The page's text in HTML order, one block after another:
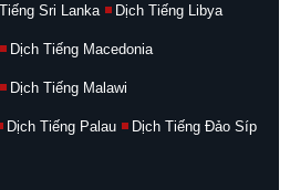
Sri Lanka Dịch Tiếng Libya
Dịch Tiếng Macedonia
Dịch Tiếng Malawi
Dịch Tiếng Palau Dịch Tiếng Đảo Síp